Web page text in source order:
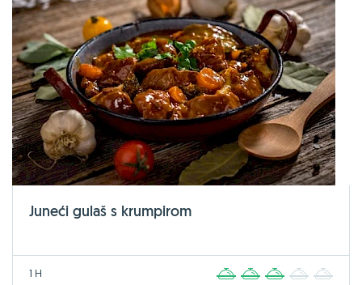
Juneći gulaš s krumpirom
1 H 2 3 4